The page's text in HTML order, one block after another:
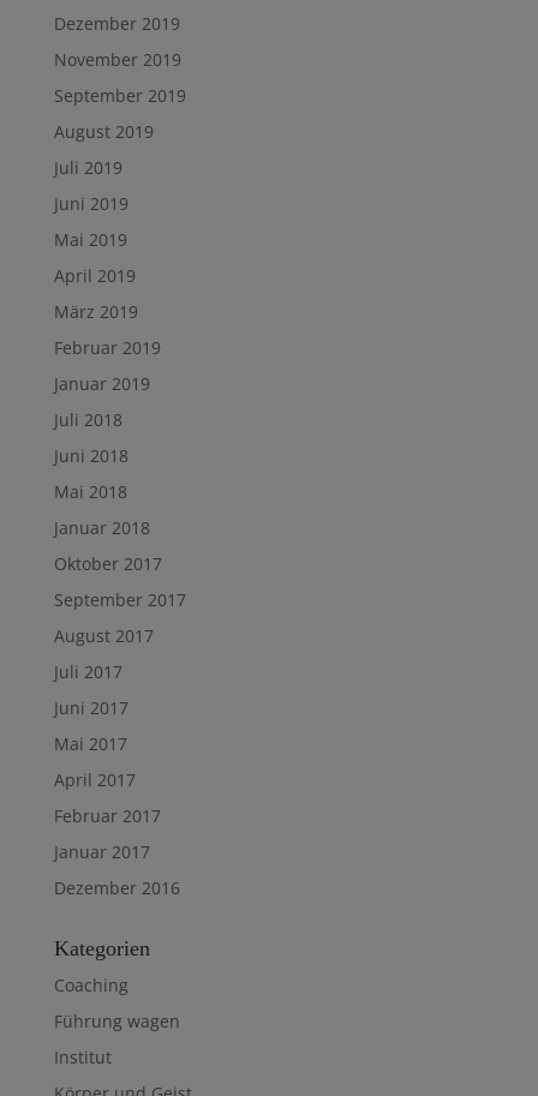
Dezember 2019
November 2019
September 2019
August 2019
Juli 2019
Juni 2019
Mai 2019
April 2019
März 2019
Februar 2019
Januar 2019
Juli 2018
Juni 2018
Mai 2018
Januar 2018
Oktober 2017
September 2017
August 2017
Juli 2017
Juni 2017
Mai 2017
April 2017
Februar 2017
Januar 2017
Dezember 2016
Kategorien
Coaching
Führung wagen
Institut